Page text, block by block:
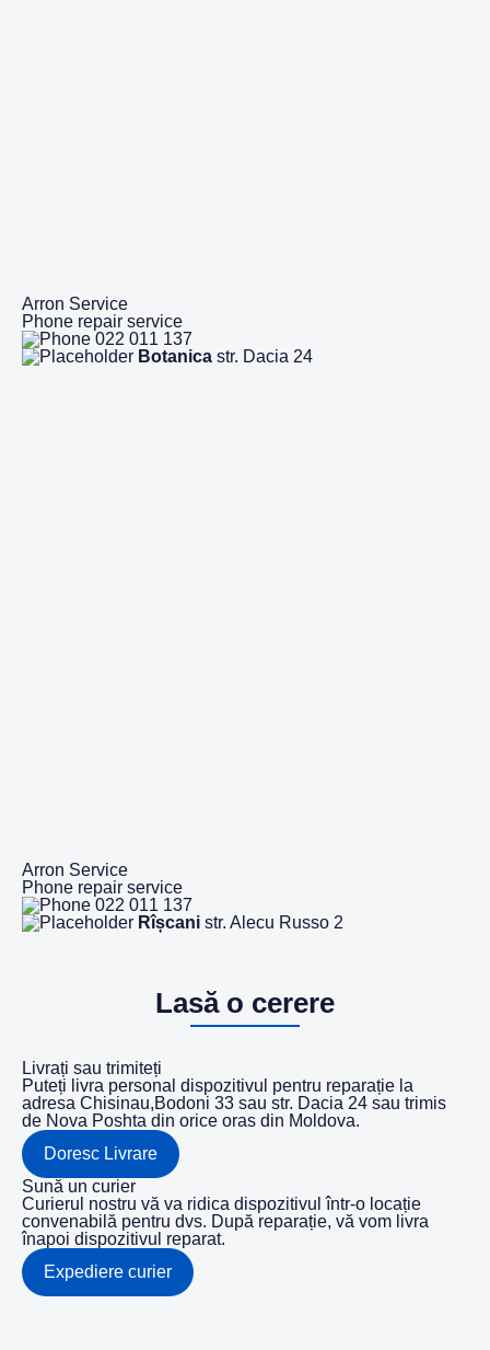
Arron Service
Phone repair service
022 011 137
Botanica str. Dacia 24
Arron Service
Phone repair service
022 011 137
Rîșcani str. Alecu Russo 2
Lasă o cerere
Livrați sau trimiteți
Puteți livra personal dispozitivul pentru reparație la
adresa Chisinau,Bodoni 33 sau str. Dacia 24 sau trimis
de Nova Poshta din orice oras din Moldova.
Doresc Livrare
Sună un curier
Curierul nostru vă va ridica dispozitivul într-o locație
convenabilă pentru dvs. După reparație, vă vom livra
înapoi dispozitivul reparat.
Expediere curier